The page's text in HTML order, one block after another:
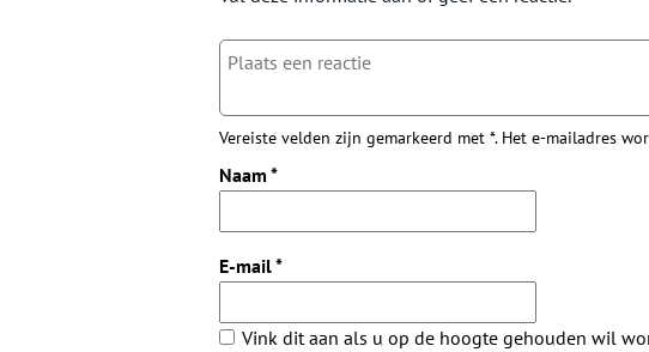
Vereiste velden zijn gemarkeerd met *. Het e-mailadres
Naam *
E-mail*
Vink dit aan als u op de hoogte gehouden wil